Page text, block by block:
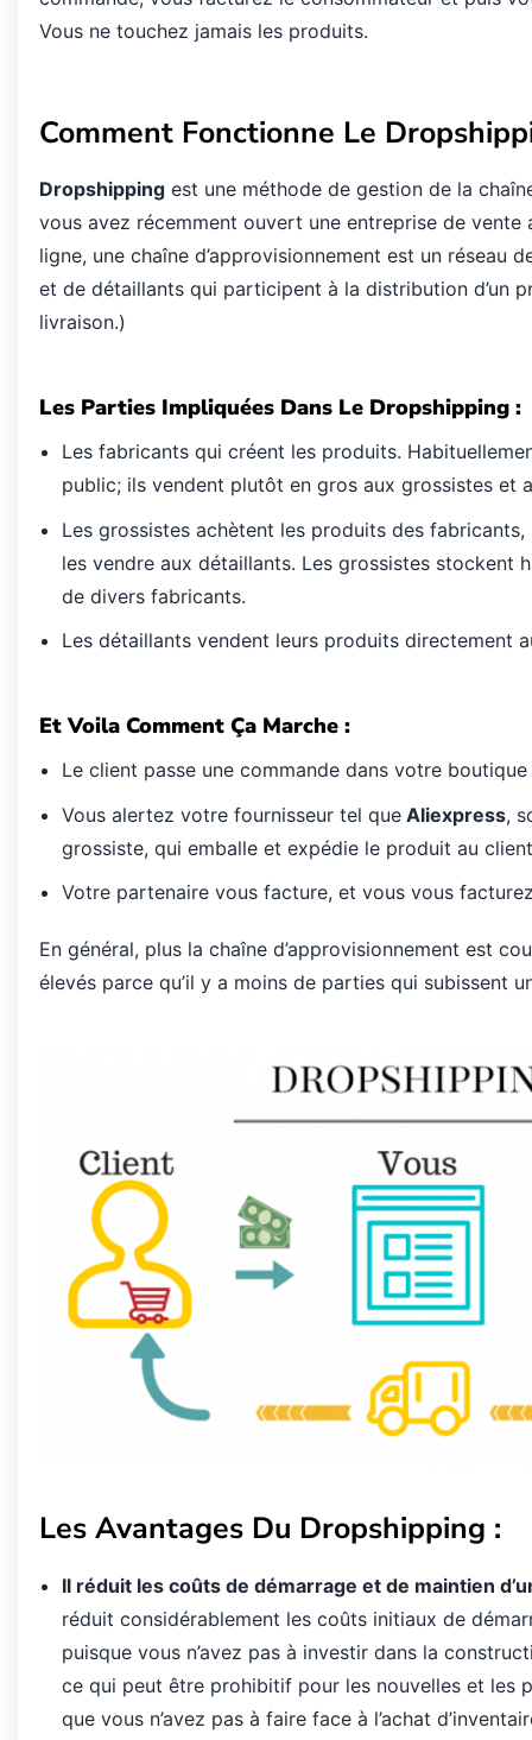
Vous ne touchez jamais les produits.​
Comment Fonctionne Le
Dropshipping est une méthode de gestion de la
vous avez récemment ouvert une entreprise de vente
ligne, une chaîne d’approvisionnement est un réseau
et de détaillants qui participent à la distribution d’un
livraison.)
Les Parties Impliquées Dans Le Dropshipping :
Les fabricants qui créent les produits.
public; ils vendent plutôt en gros aux grossistes et
Les grossistes achètent les produits des
les vendre aux détaillants. Les grossistes stockent
de divers fabricants.
Les détaillants vendent leurs produits directement
Et Voila Comment Ça Marche :
Le client passe une commande dans votre
Vous alertez votre fournisseur tel que Aliexpress,
grossiste, qui emballe et expédie le produit au
Votre partenaire vous facture, et vous vous
En général, plus la chaîne d’approvisionnement est
élevés parce qu’il y a moins de parties qui subissent
Les Avantages Du Dropshipping :
Il réduit les coûts de démarrage et de maintien
réduit considérablement les coûts initiaux de
puisque vous n’avez pas à investir dans la
ce qui peut être prohibitif pour les nouvelles et les
que vous n’avez pas à faire face à l’achat